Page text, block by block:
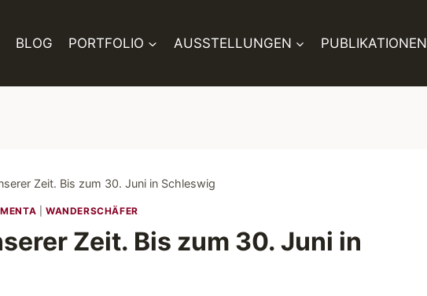
BLOG PORTFOLIO AUSSTELLUNGEN PUBLIKATIONEN
Zeit. Bis zum 30. Juni in Schleswig
|WANDERSCHÄFER
Zeit. Bis zum 30. Juni in